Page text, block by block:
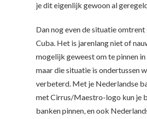
je dit eigenlijk gewoon al
Dan nog even de situatie omtrent
Cuba. Het is jarenlang niet of
mogelijk geweest om te pinnen in
maar die situatie is ondertussen
verbeterd. Met je Nederlandse
met Cirrus/Maestro-logo kun je
banken pinnen, en ook